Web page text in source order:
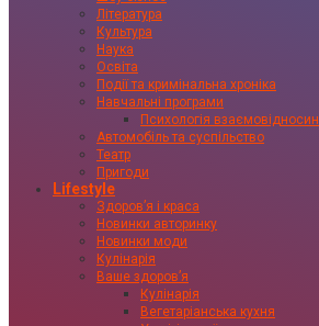
Література
Культура
Наука
Освіта
Події та кримінальна хроніка
Навчальні програми
Психологія взаємовідносин
Автомобіль та суспільство
Театр
Пригоди
Lifestyle
Здоровʼя і краса
Новинки авторинку
Новинки моди
Кулінарія
Ваше здоровʼя
Кулінарія
Вегетаріанська кухня